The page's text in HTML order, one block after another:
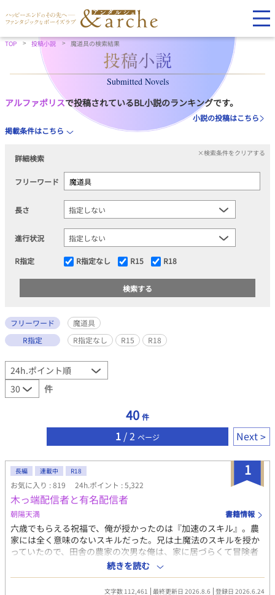
TOP 投稿小説 魔道具の検索結果
Submitted Novels
アルファポリスで投稿されているBL小説のランキングです。
小説の投稿はこちら
掲載条件はこちら
詳細検索
×検索条件をクリアする
フリーワード
長さ
進行状況
R指定 R指定なし R15 R18
フリーワード
魔道具
R指定
R指定なし R15 R18
件
40 件
1 / 2 ページ Next
1
長編 連載中 R18
お気に入り : 819 24h.ポイント : 5,322
木っ端配信者と有名配信者
朝陽天満 書籍情報
六歳でもらえる祝福で、俺が授かったのは『加速のスキル』。農
家には全く意味のないスキルだった。兄は土魔法のスキルを授か
っていたので、田舎の農家の次男な俺は、家に居づらくて冒険者
になった。 双子の弟が生まれてからいよいよ家の貧乏に拍車がか
かり、俺はすっかり邪魔者となり、家を出た。 けれど田舎、され
ど田舎。ギルドの依頼書はどこぞの畑の手伝いや、害獣駆除。生
続きを読む
文字数 112,461 最終更新日 2026.8.6 登録日 2026.6.24